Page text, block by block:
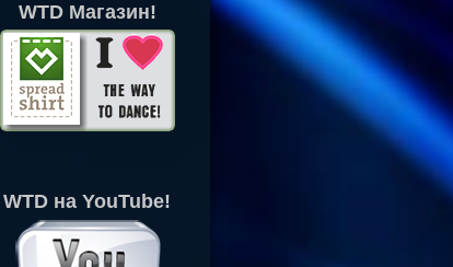
WTD Магазин!
WTD на YouTube!